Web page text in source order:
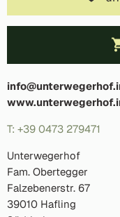
T: +39 0473 279471
Unterwegerhof
Fam. Obertegger
Falzebenerstr. 67
39010 Hafling